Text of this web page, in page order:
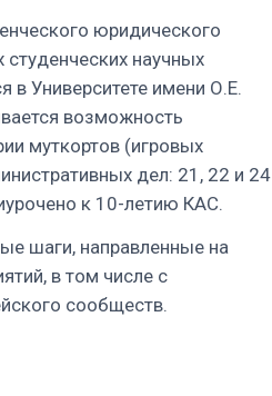
юридического
научных
в Университете имени О.Е.
возможность
муткортов (игровых
дел: 21, 22 и 24
к 10-летию КАС.
шаги, направленные на
в том числе с
сообществ.